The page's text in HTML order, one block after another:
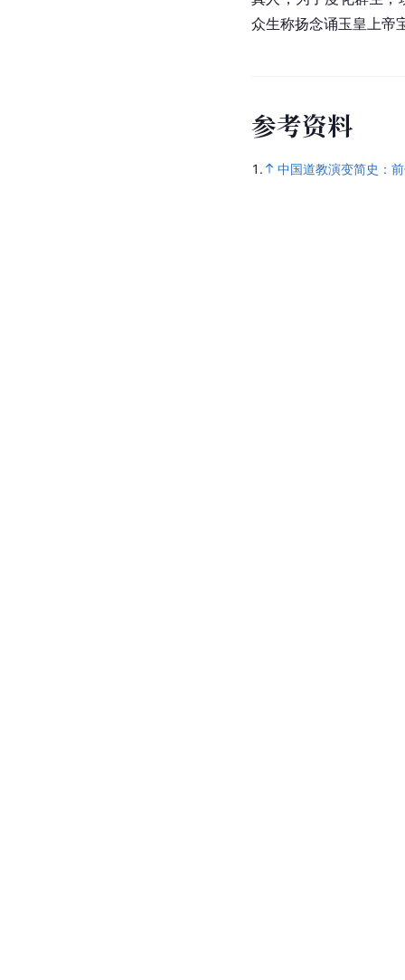
众生称扬念诵玉皇上帝
参考资料
1. 中国道教演变简史：